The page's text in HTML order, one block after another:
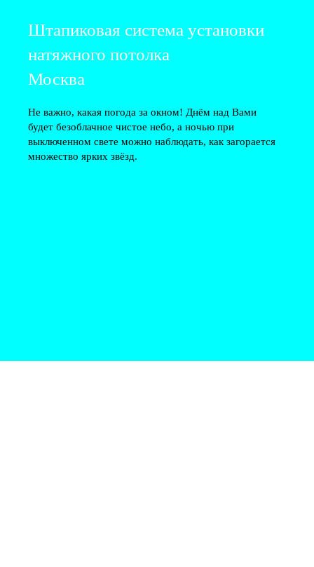
Штапиковая система установки
натяжного потолка
Москва
Не важно, какая погода за окном! Днём над Вами
будет безоблачное чистое небо, а ночью при
выключенном свете можно наблюдать, как загорается
множество ярких звёзд.